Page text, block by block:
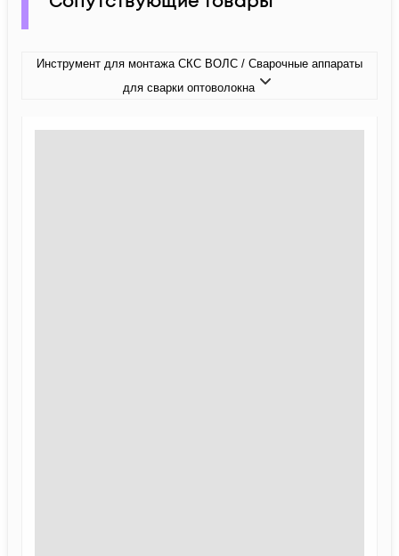
Инструмент для монтажа СКС ВОЛС / Сварочные аппараты
для сварки оптоволокна